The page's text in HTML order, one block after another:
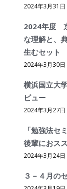
2024年3月31日
2024年度
な理解と、
生むセット
2024年3月30日
横浜国立大
ビュー
2024年3月27日
「勉強法
後輩におス
2024年3月24日
３－４月の